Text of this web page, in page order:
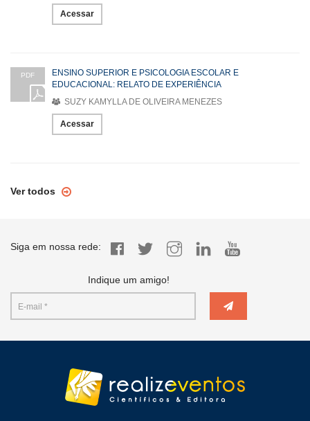
Acessar
PDF
ENSINO SUPERIOR E PSICOLOGIA ESCOLAR E
EDUCACIONAL: RELATO DE EXPERIÊNCIA
SUZY KAMYLLA DE OLIVEIRA MENEZES
Acessar
Ver todos
Siga em nossa rede:
Indique um amigo!